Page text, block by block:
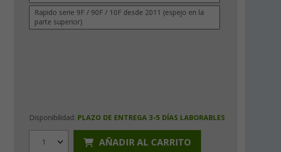
Rapido serie 9F / 90F / 10F desde 2011 (espejo en la
parte superior)
Disponibilidad: PLAZO DE ENTREGA 3-5 DÍAS LABORABLES
1 AÑADIR AL CARRITO